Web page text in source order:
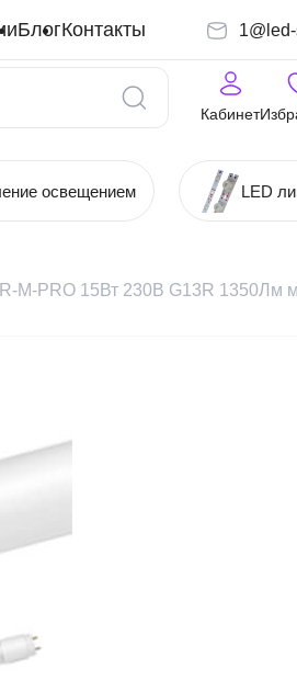
БлогКонтакты
Кабинет
освещением LED
M-PRO 15Вт 230В G13R 1350Лм